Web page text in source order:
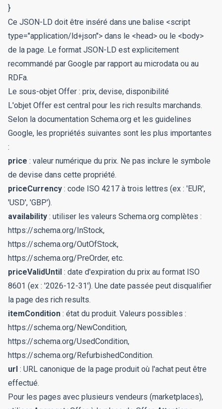
}
Ce JSON-LD doit être inséré dans une balise <script
type="application/ld+json"> dans le <head> ou le <body>
de la page. Le format JSON-LD est explicitement
recommandé par Google par rapport au microdata ou au
RDFa.
Le sous-objet Offer : prix, devise, disponibilité
L'objet Offer est central pour les rich results marchands.
Selon la documentation Schema.org et les guidelines
Google, les propriétés suivantes sont les plus importantes
:
price : valeur numérique du prix. Ne pas inclure le symbole
de devise dans cette propriété.
priceCurrency : code ISO 4217 à trois lettres (ex : 'EUR',
'USD', 'GBP').
availability : utiliser les valeurs Schema.org complètes :
https://schema.org/InStock,
https://schema.org/OutOfStock,
https://schema.org/PreOrder, etc.
priceValidUntil : date d'expiration du prix au format ISO
8601 (ex : '2026-12-31'). Une date passée peut disqualifier
la page des rich results.
itemCondition : état du produit. Valeurs possibles :
https://schema.org/NewCondition,
https://schema.org/UsedCondition,
https://schema.org/RefurbishedCondition.
url : URL canonique de la page produit où l'achat peut être
effectué.
Pour les pages avec plusieurs vendeurs (marketplaces),